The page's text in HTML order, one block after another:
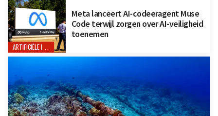
ARTIFICIËLE INTELLIGENTIE
Meta lanceert AI-codeeragent Muse
Code terwijl zorgen over AI-veiligheid
toenemen